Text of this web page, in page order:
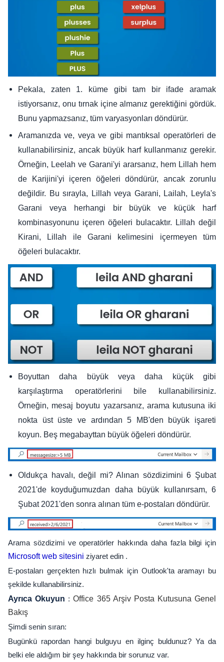
Pekala, zaten 1. küme gibi tam bir ifade aramak
istiyorsanız, onu tırnak içine almanız gerektiğini gördük.
Bunu yapmazsanız, tüm varyasyonları döndürür.
Aramanızda ve, veya ve gibi mantıksal operatörleri de
kullanabilirsiniz, ancak büyük harf kullanmanız gerekir.
Örneğin, Leelah ve Garani'yi ararsanız, hem Lillah hem
de Karijini'yi içeren öğeleri döndürür, ancak zorunlu
değildir. Bu sırayla, Lillah veya Garani, Lailah, Leyla's
Garani veya herhangi bir büyük ve küçük harf
kombinasyonunu içeren öğeleri bulacaktır. Lillah değil
Kirani, Lillah ile Garani kelimesini içermeyen tüm
öğeleri bulacaktır.
Boyuttan daha büyük veya daha küçük gibi
karşılaştırma operatörlerini bile kullanabilirsiniz.
Örneğin, mesaj boyutu yazarsanız, arama kutusuna iki
nokta üst üste ve ardından 5 MB'den büyük işareti
koyun. Beş megabayttan büyük öğeleri döndürür.
Oldukça havalı, değil mi? Alınan sözdizimini 6 Şubat
2021'de koyduğumuzdan daha büyük kullanırsam, 6
Şubat 2021'den sonra alınan tüm e-postaları döndürür.
Arama sözdizimi ve operatörler hakkında daha fazla bilgi için
Microsoft web sitesini ziyaret edin .
E-postaları gerçekten hızlı bulmak için Outlook'ta aramayı bu
şekilde kullanabilirsiniz.
Ayrıca Okuyun :Office 365 Arşiv Posta Kutusuna Genel
Bakış
Şimdi senin sıran:
Bugünkü rapordan hangi bulguyu en ilginç buldunuz? Ya da
belki ele aldığım bir şey hakkında bir sorunuz var.